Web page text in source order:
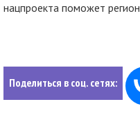
нацпроекта поможет
Поделиться в соц. сетях: